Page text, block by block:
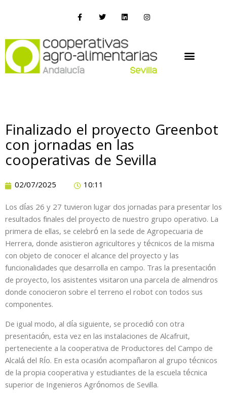
Finalizado el proyecto Greenbot
con jornadas en las
cooperativas de Sevilla
02/07/2025
10:11
Los días 26 y 27 tuvieron lugar dos jornadas para presentar los
resultados finales del proyecto de nuestro grupo operativo. La
primera de ellas, se celebró en la sede de Agropecuaria de
Herrera, donde asistieron agricultores y técnicos de la misma
con objeto de conocer el alcance del proyecto y las
funcionalidades que desarrolla en campo. Tras la presentación
de proyecto, los asistentes visitaron una parcela de almendros
donde conocieron sobre el terreno el robot con todos sus
componentes.
De igual modo, al día siguiente, se procedió con otra
presentación, esta vez en las instalaciones de Alcafruit,
perteneciente a la cooperativa de Productores del Campo de
Alcalá del Río. En esta ocasión acompañaron al grupo técnicos
de la propia cooperativa y estudiantes de la escuela técnica
superior de Ingenieros Agrónomos de Sevilla.